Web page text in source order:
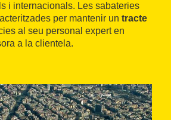
i internacionals. Les sabateries
per mantenir un tracte
al seu personal expert en
a la clientela.